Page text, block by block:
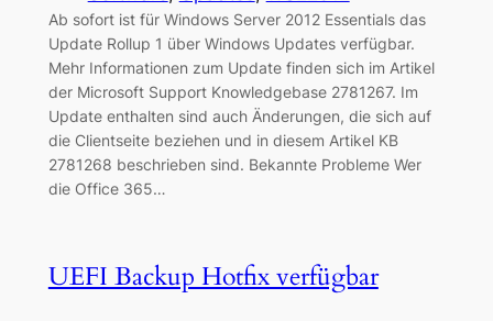
Ab sofort ist für Windows Server 2012 Essentials das
Update Rollup 1 über Windows Updates verfügbar.
Mehr Informationen zum Update finden sich im Artikel
der Microsoft Support Knowledgebase 2781267. Im
Update enthalten sind auch Änderungen, die sich auf
die Clientseite beziehen und in diesem Artikel KB
2781268 beschrieben sind. Bekannte Probleme Wer
die Office 365…
UEFI Backup Hotfix verfügbar